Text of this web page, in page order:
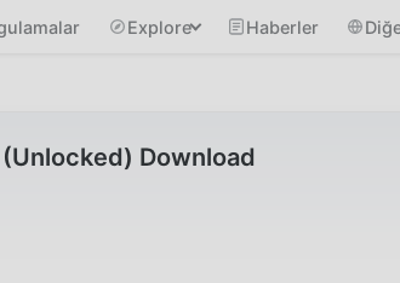
Explore Haberler
Download